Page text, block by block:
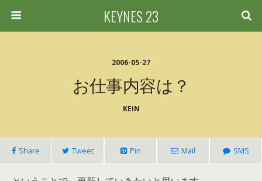
KEYNES 23
2006-05-27
お仕事内容は？
KEIN
Share Tweet Pin Mail SMS